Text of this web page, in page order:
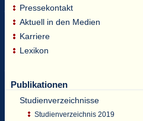
Pressekontakt
Aktuell in den Medien
Karriere
Lexikon
Publikationen
Studienverzeichnisse
Studienverzeichnis 2019